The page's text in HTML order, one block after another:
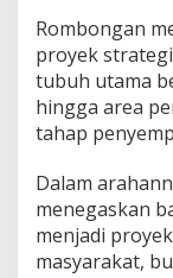
Rombongan
proyek
tubuh utama
hingga area
tahap
Dalam
menegaskan
menjadi
masyarakat,